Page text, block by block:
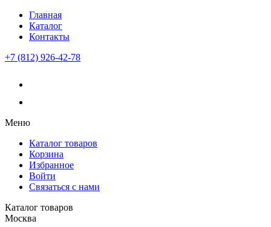
Главная
Каталог
Контакты
+7 (812) 926-42-78
Меню
Каталог товаров
Корзина
Избранное
Войти
Связаться с нами
Каталог товаров
Москва